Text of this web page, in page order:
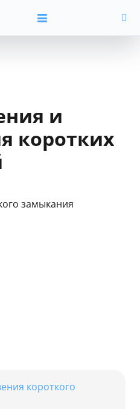
и
коротких
короткого